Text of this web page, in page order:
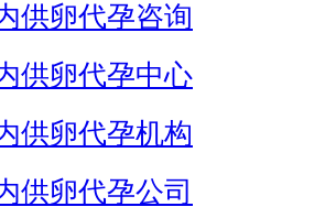
供卵代孕咨询
供卵代孕中心
供卵代孕机构
供卵代孕公司